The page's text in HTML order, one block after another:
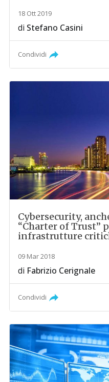
18 Ott 2019
di Stefano Casini
Condividi
Cybersecurity,
“Charter of Trust”
infrastrutture
09 Mar 2018
di Fabrizio Cerignale
Condividi